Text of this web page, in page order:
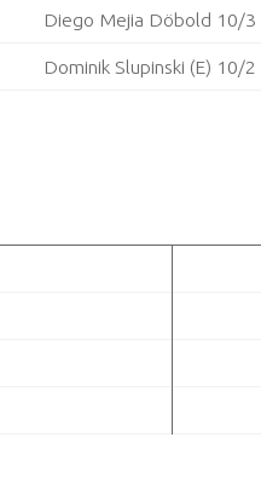
Diego Mejia Döbold 10/3
Dominik Slupinski (E) 10/2